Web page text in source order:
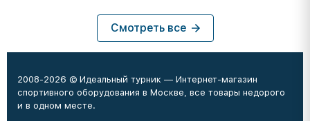
Смотреть все
2008-2026 © Идеальный турник — Интернет-магазин
спортивного оборудования в Москве, все товары недорого
и в одном месте.